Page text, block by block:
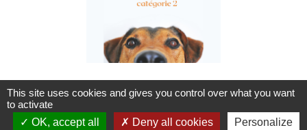
This site uses cookies and gives you control over what you want
to activate
OK, accept all
Deny all cookies Personalize